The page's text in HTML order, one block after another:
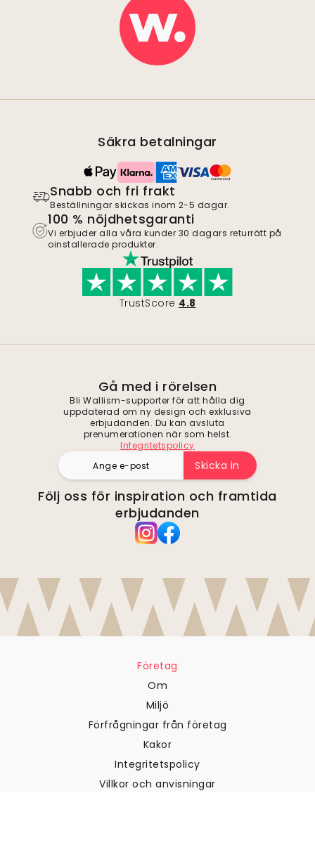
Säkra betalningar
Snabb och fri frakt
Beställningar skickas inom 2-5 dagar.
100 % nöjdhetsgaranti
Vi erbjuder alla våra kunder 30 dagars returrätt på
oinstallerade produkter.
TrustScore 4.8
Gå med i rörelsen
Bli Wallism-supporter för att hålla dig
uppdaterad om ny design och exklusiva
erbjudanden. Du kan avsluta
prenumerationen när som helst.
Integritetspolicy
Skicka in
Följ oss för inspiration och framtida
erbjudanden
Företag
Om
Miljö
Förfrågningar från företag
Kakor
Integritetspolicy
Villkor och anvisningar